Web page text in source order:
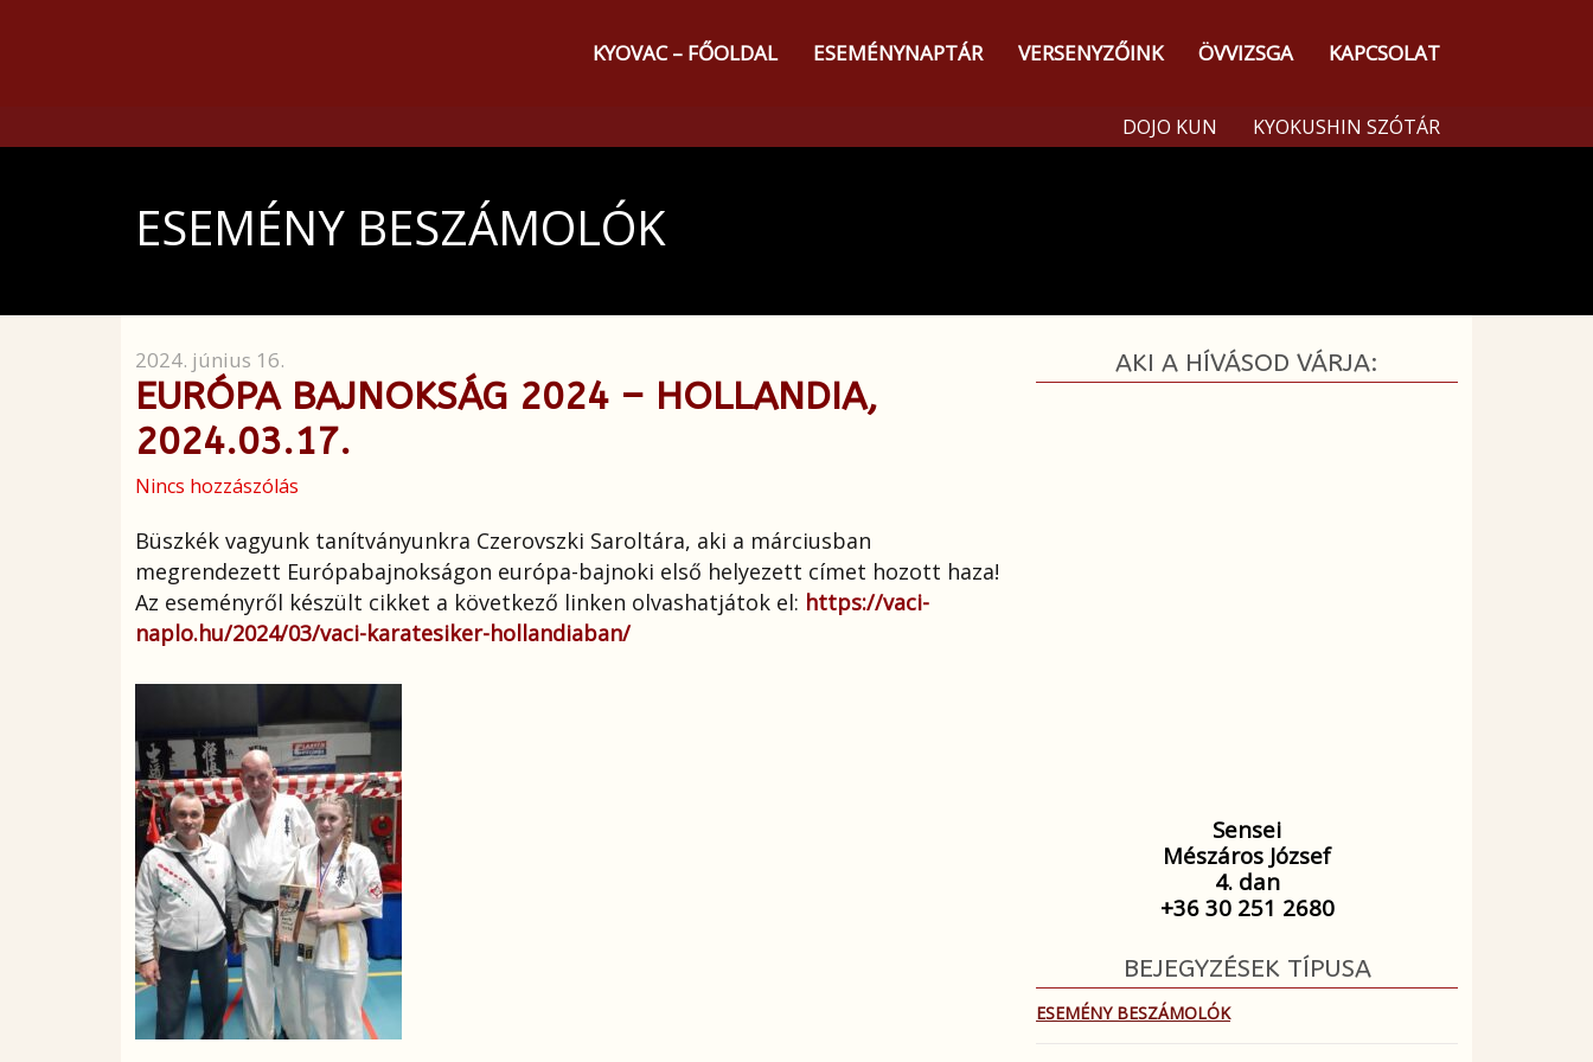
KYOVAC – FŐOLDAL ESEMÉNYNAPTÁR VERSENYZŐINK ÖVVIZSGA KAPCSOLAT
DOJO KUN KYOKUSHIN SZÓTÁR
ESEMÉNY BESZÁMOLÓK
2024. június 16.
EURÓPA BAJNOKSÁG 2024 – HOLLANDIA,
2024.03.17.
Nincs hozzászólás
Büszkék vagyunk tanítványunkra Czerovszki Saroltára, aki a márciusban
megrendezett Európabajnokságon európa-bajnoki első helyezett címet hozott haza!
Az eseményről készült cikket a következő linken olvashatjátok el: https://vaci-
naplo.hu/2024/03/vaci-karatesiker-hollandiaban/
AKI A HÍVÁSOD VÁRJA:
Sensei
Mészáros József
4. dan
+36 30 251 2680
BEJEGYZÉSEK TÍPUSA
ESEMÉNY BESZÁMOLÓK